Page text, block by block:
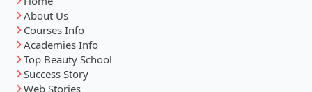
About Us
Courses Info
Academies Info
Top Beauty School
Success Story
Web Stories